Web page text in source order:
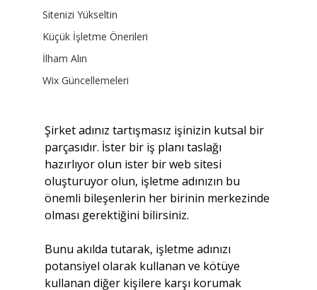
Sitenizi Yükseltin
Küçük İşletme Önerileri
İlham Alın
Wix Güncellemeleri
Şirket adınız tartışmasız işinizin kutsal bir
parçasıdır. İster bir iş planı taslağı
hazırlıyor olun ister bir web sitesi
oluşturuyor olun, işletme adınızın bu
önemli bileşenlerin her birinin merkezinde
olması gerektiğini bilirsiniz.
Bunu akılda tutarak, işletme adınızı
potansiyel olarak kullanan ve kötüye
kullanan diğer kişilere karşı korumak